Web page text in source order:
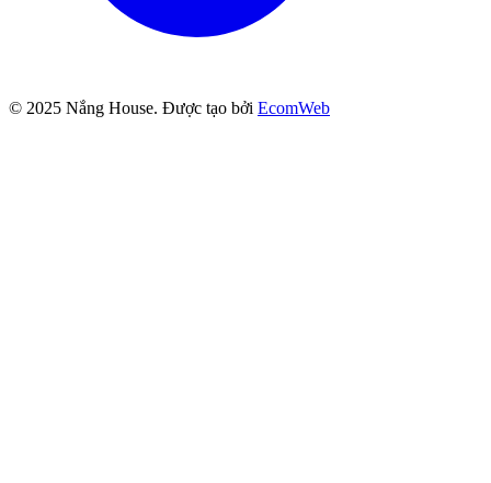
© 2025 Nắng House. Được tạo bởi EcomWeb